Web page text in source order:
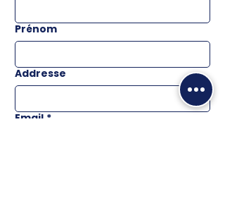
Prénom
Addresse
Email *